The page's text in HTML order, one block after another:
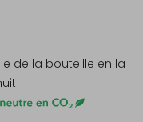
de la bouteille en la